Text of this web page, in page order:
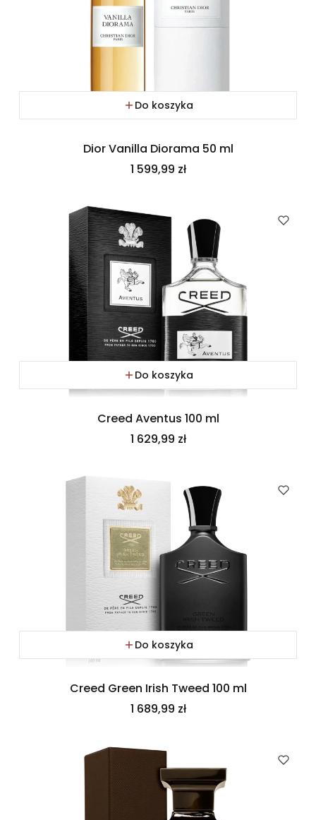
Do koszyka
Dior Vanilla Diorama 50 ml
Cena
1 599,99 zł
Do koszyka
Creed Aventus 100 ml
Cena
1 629,99 zł
Do koszyka
Creed Green Irish Tweed 100 ml
Cena
1 689,99 zł